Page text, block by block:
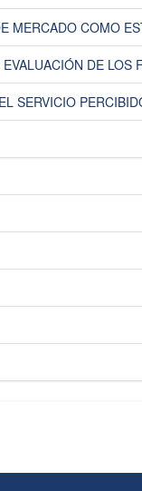
MERCADO COMO
DE LOS
SERVICIO